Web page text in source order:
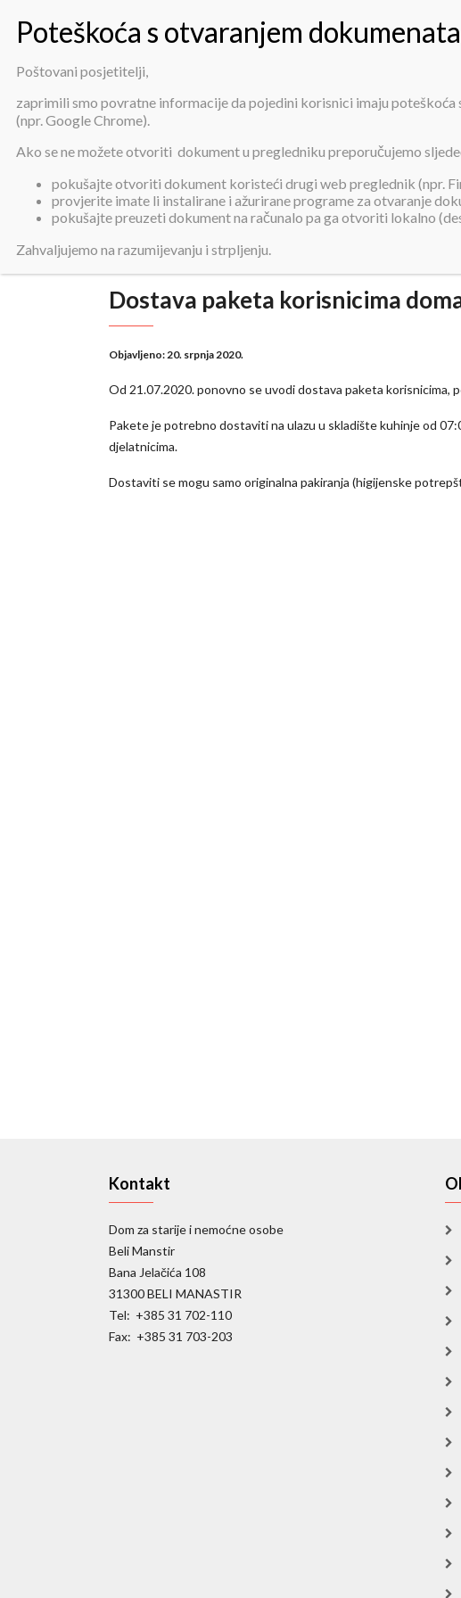
Dostava
Dostava paketa korisnicima
Objavljeno: 20. srpnja 2020.
Od 21.07.2020. ponovno se uvodi dostava paketa korisnicima,
Pakete je potrebno dostaviti na ulazu u skladište kuhinje od
djelatnicima.
Dostaviti se mogu samo originalna pakiranja (higijenske
Kontakt
Dom za starije i nemoćne osobe
Beli Manstir
Bana Jelačića 108
31300 BELI MANASTIR
Tel: +385 31 702-110
Fax: +385 31 703-203
Poštovani posjetitelji,
zaprimili smo povratne informacije da pojedini korisnici imaju
(npr. Google Chrome).
Ako se ne možete otvoriti dokument u pregledniku preporučujemo
pokušajte otvoriti dokument koristeći drugi web preglednik (npr.
provjerite imate li instalirane i ažurirane programe za otvaranje
pokušajte preuzeti dokument na računalo pa ga otvoriti lokalno
Zahvaljujemo na razumijevanju i strpljenju.